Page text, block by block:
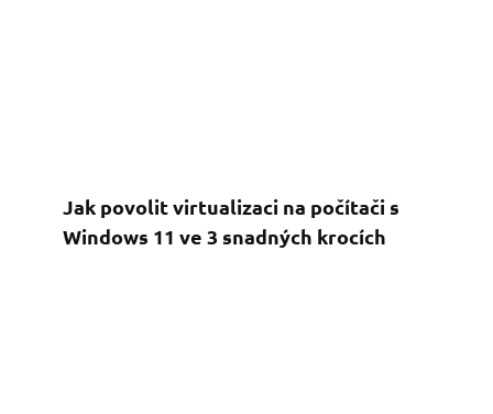
Jak povolit virtualizaci na počítači s
Windows 11 ve 3 snadných krocích